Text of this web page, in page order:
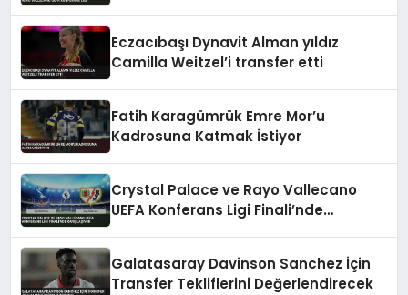
Eczacıbaşı Dynavit Alman yıldız
Camilla Weitzel’i transfer etti
Fatih Karagümrük Emre Mor’u
Kadrosuna Katmak İstiyor
Crystal Palace ve Rayo Vallecano
UEFA Konferans Ligi Finali’nde
Galatasaray Davinson Sanchez İçin
Transfer Tekliflerini Değerlendirecek